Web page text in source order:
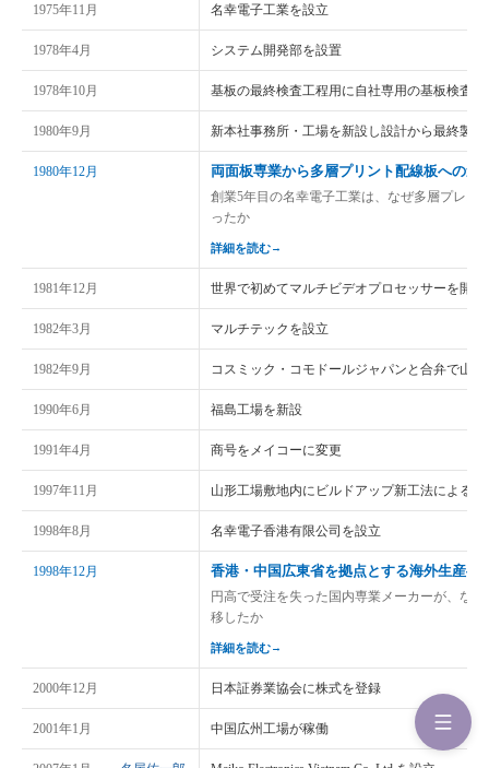
1975年11月 名幸電子工業を設立
1978年4月 システム開発部を設置
1978年10月 基板の最終検査工程用に自社専用の基板検査機
1980年9月 新本社事務所・工場を新設し設計から最終製
1980年12月 両面板専業から多層プリント配線板への進
創業5年目の名幸電子工業は、なぜ多層プレス
ったか
詳細を読む→
1981年12月 世界で初めてマルチビデオプロセッサーを開発
1982年3月 マルチテックを設立
1982年9月 コスミック・コモドールジャパンと合弁で山
1990年6月 福島工場を新設
1991年4月 商号をメイコーに変更
1997年11月 山形工場敷地内にビルドアップ新工法による
1998年8月 名幸電子香港有限公司を設立
1998年12月 香港・中国広東省を拠点とする海外生産へ
円高で受注を失った国内専業メーカーが、な
移したか
詳細を読む→
2000年12月 日本証券業協会に株式を登録
2001年1月 中国広州工場が稼働